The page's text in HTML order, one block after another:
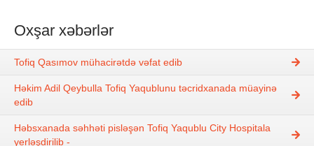
Oxşar xəbərlər
Tofiq Qasımov mühacirətdə vəfat edib
Həkim Adil Qeybulla Tofiq Yaqublunu təcridxanada müayinə
edib
Həbsxanada səhhəti pisləşən Tofiq Yaqublu City Hospitala
yerləşdirilib -